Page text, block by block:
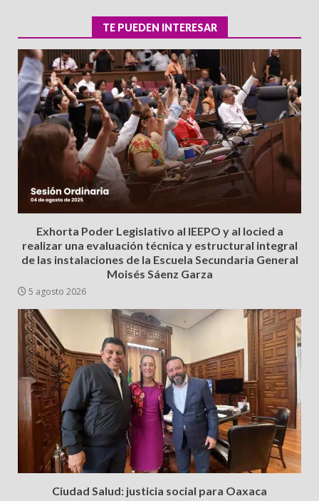
TE PUEDEN INTERESAR
Exhorta Poder Legislativo al IEEPO y al Iocied a
realizar una evaluación técnica y estructural integral
de las instalaciones de la Escuela Secundaria General
Moisés Sáenz Garza
5 agosto 2026
Ciudad Salud: justicia social para Oaxaca